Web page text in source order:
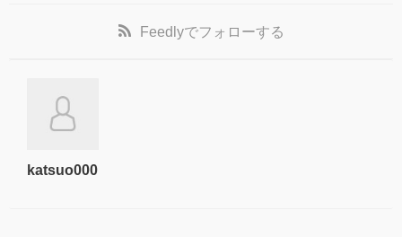
Feedlyでフォローする
katsuo000